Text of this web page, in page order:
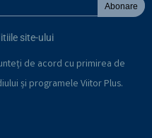
Abonare
site-ului
de acord cu primirea de
și programele Viitor Plus.